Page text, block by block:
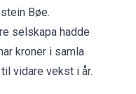
Bøe.
selskapa hadde
kroner i samla
vidare vekst i år.